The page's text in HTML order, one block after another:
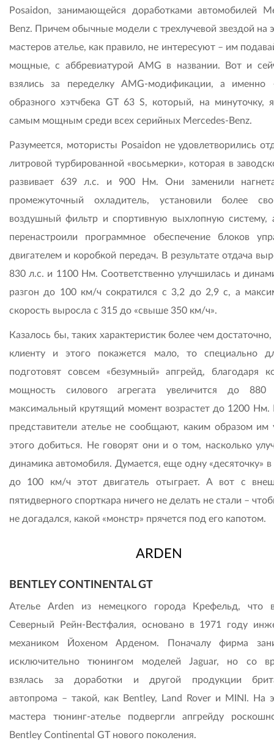
Posaidon, занимающейся доработками автомобилей
Benz. Причем обычные модели с трехлучевой звездой на
мастеров ателье, как правило, не интересуют – им
мощные, с аббревиатурой AMG в названии. Вот и
взялись за переделку AMG-модификации, а
образного хэтчбека GT 63 S, который, на минуточку,
самым мощным среди всех серийных Mercedes-Benz.
Разумеется, мотористы Posaidon не удовлетворились
литровой турбированной «восьмерки», которая в
развивает 639 л.с. и 900 Нм. Они заменили
промежуточный охладитель, установили более
воздушный фильтр и спортивную выхлопную систему,
перенастроили программное обеспечение блоков
двигателем и коробкой передач. В результате отдача
830 л.с. и 1100 Нм. Соответственно улучшилась и
разгон до 100 км/ч сократился с 3,2 до 2,9 с, а
скорость выросла с 315 до «свыше 350 км/ч».
Казалось бы, таких характеристик более чем
клиенту и этого покажется мало, то специально
подготовят совсем «безумный» апгрейд, благодаря
мощность силового агрегата увеличится до
максимальный крутящий момент возрастет до 1200 Нм.
представители ателье не сообщают, каким образом им
этого добиться. Не говорят они и о том, насколько
динамика автомобиля. Думается, еще одну «десяточку» в
до 100 км/ч этот двигатель отыграет. А вот с
пятидверного спорткара ничего не делать не стали –
не догадался, какой «монстр» прячется под его капотом.
ARDEN
BENTLEY CONTINENTAL GT
Ателье Arden из немецкого города Крефельд, что
Северный Рейн-Вестфалия, основано в 1971 году
механиком Йохеном Арденом. Поначалу фирма
исключительно тюнингом моделей Jaguar, но со
взялась за доработки и другой продукции
автопрома – такой, как Bentley, Land Rover и MINI. На
мастера тюнинг-ателье подвергли апгрейду
Bentley Continental GT нового поколения.